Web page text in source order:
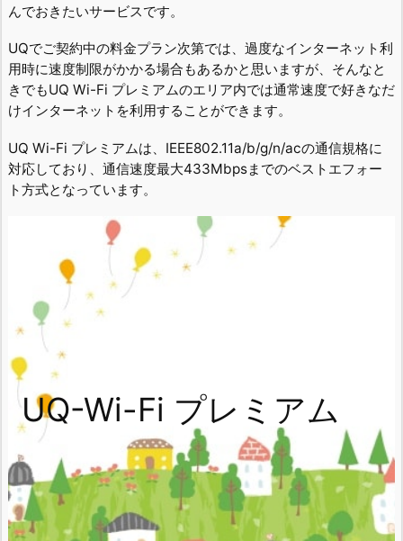
んでおきたいサービスです。
UQでご契約中の料金プラン次第では、過度なインターネット利
用時に速度制限がかかる場合もあるかと思いますが、そんなと
きでもUQ Wi-Fi プレミアムのエリア内では通常速度で好きなだ
けインターネットを利用することができます。
UQ Wi-Fi プレミアムは、IEEE802.11a/b/g/n/acの通信規格に
対応しており、通信速度最大433Mbpsまでのベストエフォー
ト方式となっています。
UQ-Wi-Fi プレミアム